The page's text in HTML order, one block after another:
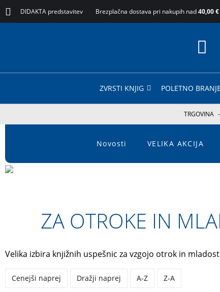
DIDAKTA predstavitev Brezplačna dostava pri nakupih nad40,00 €
ZVRSTI KNJIG POLETNO
TRGOVINA -
Novosti VELIKA AKCIJA
ZA OTROKE IN
Velika izbira knjižnih uspešnic za vzgojo otrok in
Cenejši naprej Dražji naprej A-Z Z-A